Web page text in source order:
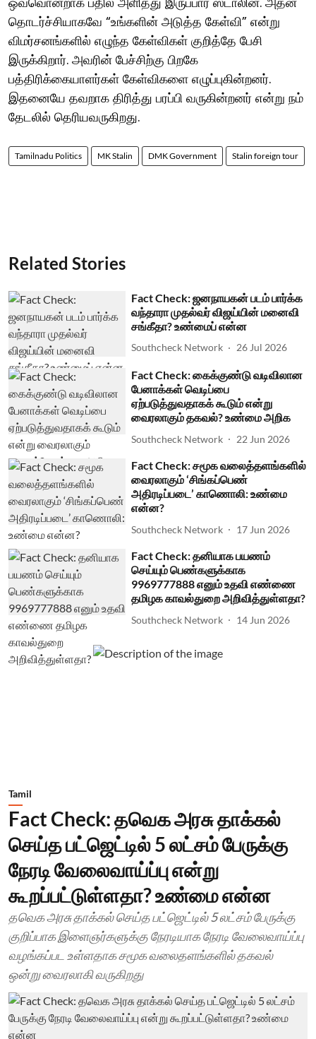
தொடர்ச்சியாகவே “உங்களின் அடுத்த கேள்வி” என்று
விமர்சனங்களில் எழுந்த கேள்விகள் குறித்தே பேசி
இருக்கிறார். அவரின் பேச்சிற்கு பிறகே
பத்திரிக்கையாளர்கள் கேள்விகளை எழுப்புகின்றனர்.
இதனையே தவறாக திரித்து பரப்பி வருகின்றனர் என்று நம்
தேடலில் தெரியவருகிறது.
Tamilnadu Politics MK Stalin DMK Government Stalin foreign tour
Related Stories
Fact Check: ஜனநாயகன் படம் பார்க்க
வந்தாரா முதல்வர் விஜய்யின் மனைவி
சங்கீதா? உண்மைப் என்ன
Southcheck Network 26 Jul 2026
Fact Check: கைக்குண்டு வடிவிலான
பேனாக்கள் வெடிப்பை
ஏற்படுத்துவதாகக் கூடும் என்று
வைரலாகும் தகவல்? உண்மை அறிக
Southcheck Network 22 Jun 2026
Fact Check: சமூக வலைத்தளங்களில்
வைரலாகும் ‘சிங்கப்பெண்
அதிரடிப்படை’ காணொலி: உண்மை
என்ன?
Southcheck Network 17 Jun 2026
Fact Check: தனியாக பயணம்
செய்யும் பெண்களுக்காக
9969777888 எனும் உதவி எண்ணை
தமிழக காவல்துறை அறிவித்துள்ளதா?
Southcheck Network 14 Jun 2026
Tamil
Fact Check: தவெக அரசு தாக்கல்
செய்த பட்ஜெட்டில் 5 லட்சம் பேருக்கு
நேரடி வேலைவாய்ப்பு என்று
கூறப்பட்டுள்ளதா? உண்மை என்ன
தவெக அரசு தாக்கல் செய்த பட்ஜெட்டில் 5 லட்சம் பேருக்கு
குறிப்பாக இளைஞர்களுக்கு நேரடியாக நேரடி வேலைவாய்ப்பு
வழங்கப்பட உள்ளதாக சமூக வலைதளங்களில் தகவல்
ஒன்று வைரலாகி வருகிறது